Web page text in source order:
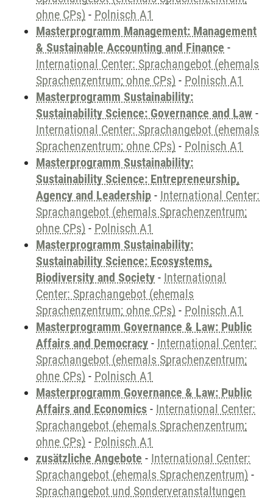
ohne CPs) - Polnisch A1
Masterprogramm Management: Management
& Sustainable Accounting and Finance -
International Center: Sprachangebot (ehemals
Sprachenzentrum; ohne CPs) - Polnisch A1
Masterprogramm Sustainability:
Sustainability Science: Governance and Law -
International Center: Sprachangebot (ehemals
Sprachenzentrum; ohne CPs) - Polnisch A1
Masterprogramm Sustainability:
Sustainability Science: Entrepreneurship,
Agency and Leadership - International Center:
Sprachangebot (ehemals Sprachenzentrum;
ohne CPs) - Polnisch A1
Masterprogramm Sustainability:
Sustainability Science: Ecosystems,
Biodiversity and Society - International
Center: Sprachangebot (ehemals
Sprachenzentrum; ohne CPs) - Polnisch A1
Masterprogramm Governance & Law: Public
Affairs and Democracy - International Center:
Sprachangebot (ehemals Sprachenzentrum;
ohne CPs) - Polnisch A1
Masterprogramm Governance & Law: Public
Affairs and Economics - International Center:
Sprachangebot (ehemals Sprachenzentrum;
ohne CPs) - Polnisch A1
zusätzliche Angebote - International Center:
Sprachangebot (ehemals Sprachenzentrum) -
Sprachangebot und Sonderveranstaltungen